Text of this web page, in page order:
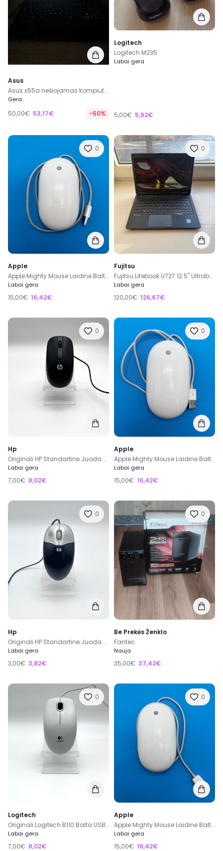
Asus
Asus x55a nešiojamas kompiuteris
Gera
50,00€ 53,17€ -50%
Logitech
Logitech M235
Labai gera
5,00€ 5,92€
0
Apple
Apple Mighty Mouse Laidinė Balta Pelė A1152 EMC No.: 2058
Labai gera
15,00€ 16,42€
0
Fujitsu
Fujitsu Lifebook U727 12.5" Ultrabook | i5-6300U | 8GB RAM | 256GB SSD | Win 11
Labai gera
120,00€ 126,67€
0
Hp
Originali HP Standartinė Juoda USB Laidinė Pelė Darbui
Labai gera
7,00€ 8,02€
0
Apple
Apple Mighty Mouse Laidinė Balta Pelė A1152 EMC No.: 2058
Labai gera
15,00€ 16,42€
0
Hp
Originali HP Standartinė Juoda USB Laidinė Pelė Darbui
Labai gera
3,00€ 3,82€
0
Be Prekės Ženklo
Fantec
Nauja
35,00€ 37,42€
0
Logitech
Originali Logitech B110 Balta USB Laidinė Ofiso Pelė / Darbui
Labai gera
7,00€ 8,02€
0
Apple
Apple Mighty Mouse Laidinė Balta Pelė A1152 EMC No.: 2058
Labai gera
15,00€ 16,42€